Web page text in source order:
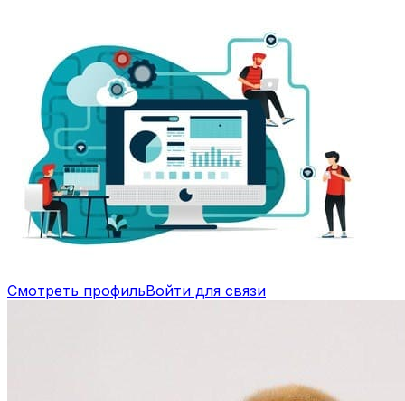
Смотреть профильВойти для связи